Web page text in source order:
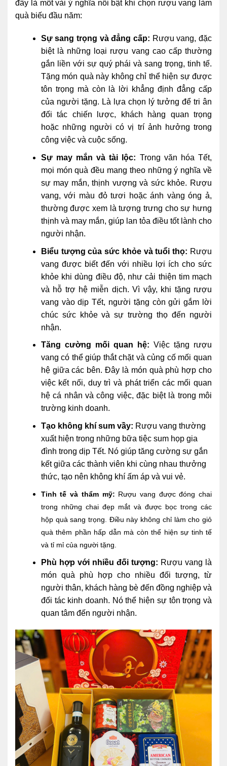
đây là môt vài ý nghĩa nổi bật khi chọn rượu vang làm
quà biếu đầu năm:
Sự sang trọng và đẳng cấp: Rượu vang, đặc
biệt là những loại rượu vang cao cấp thường
gắn liền với sự quý phái và sang trọng, tinh tế.
Tặng món quà này không chỉ thể hiện sự được
tôn trọng mà còn là lời khẳng định đẳng cấp
của người tặng. Là lựa chọn lý tưởng để tri ân
đối tác chiến lược, khách hàng quan trọng
hoặc những người có vị trí ảnh hưởng trong
công việc và cuộc sống.
Sự may mắn và tài lộc: Trong văn hóa Tết,
mọi món quà đều mang theo những ý nghĩa về
sự may mắn, thịnh vượng và sức khỏe. Rượu
vang, với màu đỏ tươi hoặc ánh vàng óng ả,
thường được xem là tượng trưng cho sự hưng
thịnh và may mắn, giúp lan tỏa điều tốt lành cho
người nhận.
Biểu tượng của sức khỏe và tuổi thọ: Rượu
vang được biết đến với nhiều lợi ích cho sức
khỏe khi dùng điều độ, như cải thiện tim mạch
và hỗ trợ hệ miễn dịch. Vì vậy, khi tặng rượu
vang vào dịp Tết, người tặng còn gửi gắm lời
chúc sức khỏe và sự trường thọ đến người
nhận.
Tăng cường mối quan hệ: Việc tặng rượu
vang có thể giúp thắt chặt và củng cố mối quan
hệ giữa các bên. Đây là món quà phù hợp cho
việc kết nối, duy trì và phát triển các mối quan
hệ cá nhân và công việc, đặc biệt là trong môi
trường kinh doanh.
Tạo không khí sum vầy: Rượu vang thường
xuất hiện trong những bữa tiệc sum họp gia
đình trong dịp Tết. Nó giúp tăng cường sự gắn
kết giữa các thành viên khi cùng nhau thưởng
thức, tạo nên không khí ấm áp và vui vẻ.
Tinh tế và thẩm mỹ: Rượu vang được đóng chai
trong những chai đẹp mắt và được bọc trong các
hộp quà sang trọng. Điều này không chỉ làm cho giỏ
quà thêm phần hấp dẫn mà còn thể hiện sự tinh tế
và tỉ mỉ của người tặng.
Phù hợp với nhiều đối tượng: Rượu vang là
món quà phù hợp cho nhiều đối tượng, từ
người thân, khách hàng bè đến đồng nghiệp và
đối tác kinh doanh. Nó thể hiện sự tôn trọng và
quan tâm đến người nhận.